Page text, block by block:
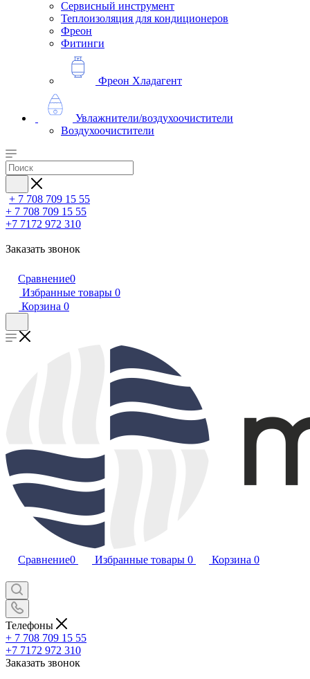
Сервисный инструмент
Теплоизоляция для кондиционеров
Фреон
Фитинги
Фреон Хладагент
Увлажнители/воздухоочистители
Воздухоочистители
+ 7 708 709 15 55
+ 7 708 709 15 55
+7 7172 972 310
Заказать звонок
Сравнение0
Избранные товары 0
Корзина 0
Сравнение0 Избранные товары 0 Корзина 0
Телефоны
+ 7 708 709 15 55
+7 7172 972 310
Заказать звонок